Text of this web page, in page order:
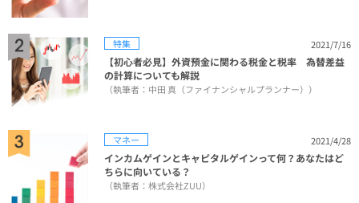
特集 2021/7/16
【初心者必見】外資預金に関わる税金と税率 為替差益
の計算についても解説
（執筆者：中田 真（ファイナンシャルプランナー））
マネー 2021/4/28
インカムゲインとキャピタルゲインって何？あなたはど
ちらに向いている？
（執筆者：株式会社ZUU）